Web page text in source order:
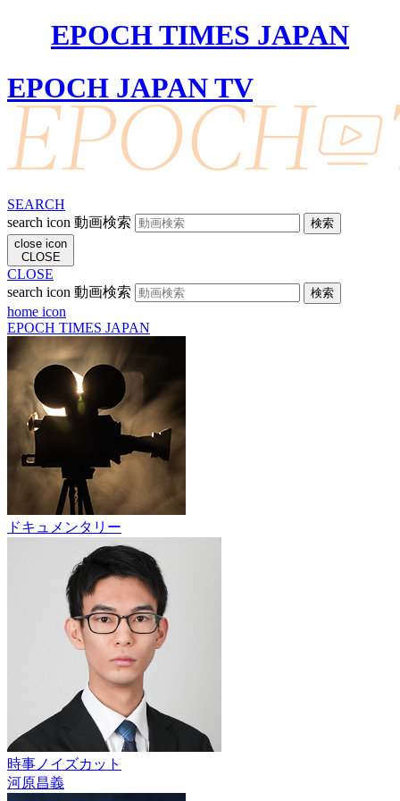
EPOCH TIMES JAPAN
EPOCH JAPAN TV
SEARCH
search icon 動画検索
close icon
CLOSE
CLOSE
search icon 動画検索
home icon
EPOCH TIMES JAPAN
ドキュメンタリー
時事ノイズカット
河原昌義